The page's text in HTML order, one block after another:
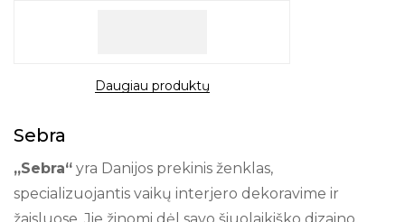
Daugiau produktų
Sebra
„Sebra“ yra Danijos prekinis ženklas,
specializuojantis vaikų interjero dekoravime ir